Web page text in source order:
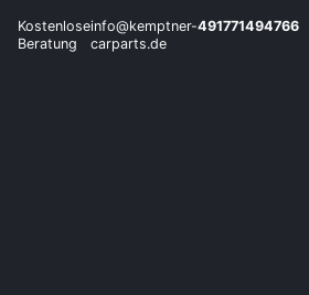
Kostenlose
Beratung
info@kemptner-
carparts.de
491771494766